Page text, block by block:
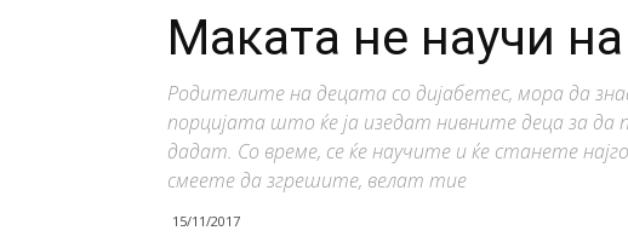
Маката не научи
Родителите на децата со дијабетес, мора да
порцијата што ќе ја изедат нивните деца за да
дадат. Со време, се ќе научите и ќе станете
смеете да згрешите, велат тие
15/11/2017